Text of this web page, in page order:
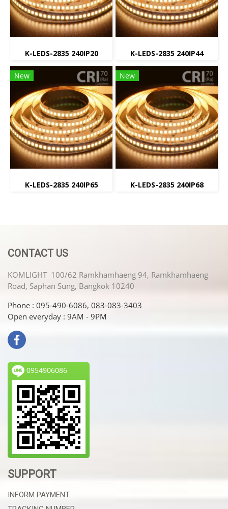
K-LEDS-2835 240IP20 K-LEDS-2835 240IP44
New
K-LEDS-2835 240IP65
New
K-LEDS-2835 240IP68
CONTACT US
KOMLIGHT 100/62 Ramkhamhaeng 94, Ramkhamhaeng
Road, Saphan Sung, Bangkok 10240
Phone : 095-490-6086, 083-083-3403
Open everyday : 9AM - 9PM
0954906086
SUPPORT
INFORM PAYMENT